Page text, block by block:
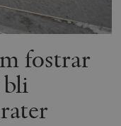
fostrar